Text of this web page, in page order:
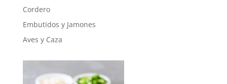
Cordero
Embutidos y Jamones
Aves y Caza